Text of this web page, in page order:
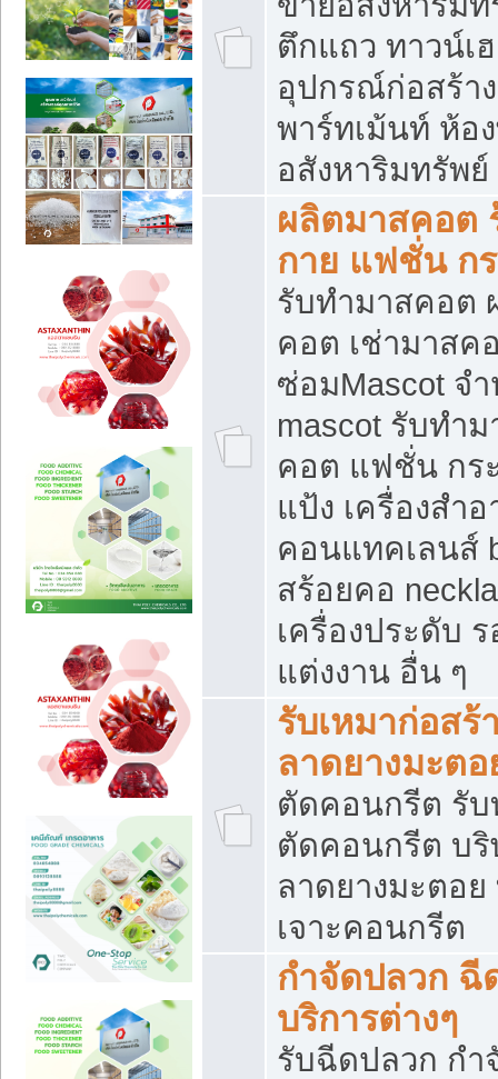
ตึกแถว ทาวน์เ
อุปกรณ์ก่อสร้า
พาร์ทเม้นท์ ห้อ
อสังหาริมทรัพ
ผลิตมาสคอต
กาย แฟชั่น กร
รับทำมาสคอต
คอต เช่ามาสค
ซ่อมMascot จ
mascot รับทำ
คอต แฟชั่น กระ
แป้ง เครื่องสำ
คอนแทคเลนส์
สร้อยคอ
เครื่องประดับ ร
แต่งงาน อื่น ๆ
รับเหมาก่อส
ลาดยางมะต
ตัดคอนกรีต รับ
ตัดคอนกรีต บริ
ลาดยางมะตอ
เจาะคอนกรีต
กำจัดปลวก ฉี
บริการต่างๆ
รับฉีดปลวก กำ